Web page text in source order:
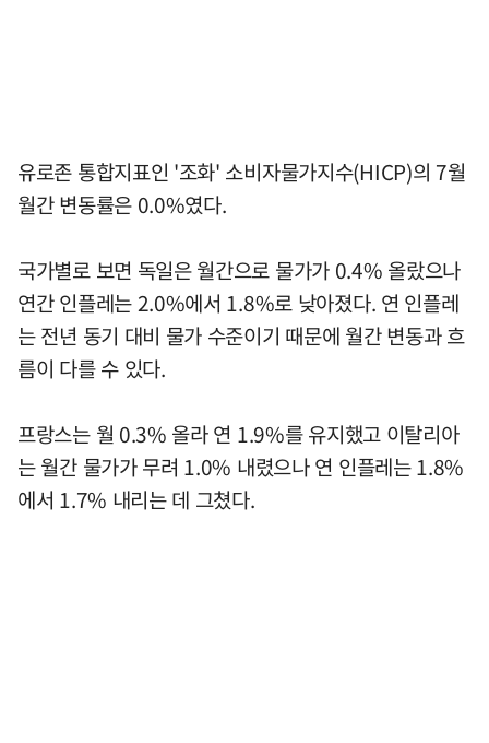
유로존 통합지표인 '조화' 소비자물가지수(HICP)의 7월
월간 변동률은 0.0%였다.
국가별로 보면 독일은 월간으로 물가가 0.4% 올랐으나
연간 인플레는 2.0%에서 1.8%로 낮아졌다. 연 인플레
는 전년 동기 대비 물가 수준이기 때문에 월간 변동과 흐
름이 다를 수 있다.
프랑스는 월 0.3% 올라 연 1.9%를 유지했고 이탈리아
는 월간 물가가 무려 1.0% 내렸으나 연 인플레는 1.8%
에서 1.7% 내리는 데 그쳤다.